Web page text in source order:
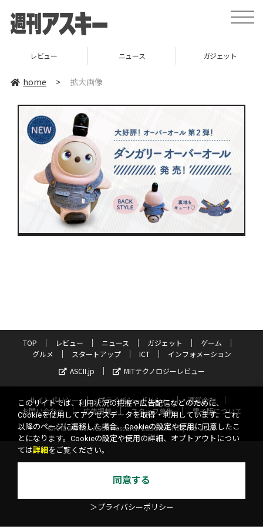
toggle
レビュー ニュース ガジェット
home > 拡大画像
TOP レビュー ニュース ガジェット
ゲーム
グルメ
スタートアップ ICT
インフォメーション
ASCII.jp
MITテクノロジーレビュー
サイトポリシー プライバシーポリシー
運営会社
お問い合わせ
広告掲載 スタッフ募集
電子版について
©KADOKAWA ASCII Research Laboratories, Inc. 2026
このサイトでは、利用状況の把握や広告配信などのために、
Cookieを使用してアクセスデータを取得・利用しています。これ
以降のページに遷移した場合、Cookieの設定や使用に同意したこ
とになります。Cookieの設定や使用の詳細、オプトアウトについ
ては詳細 をご覧ください。
同意する
＞プライバシーポリシー